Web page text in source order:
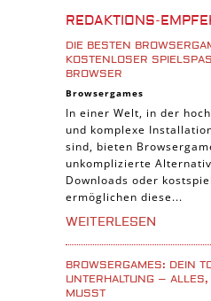
iPad Spiele
Denk Spiele
Piraten Spiele
Sport Spiele
Pferde Spiele
Simulation Spiele
Tier Spiele
Casual Spiele
Abenteuer Spiele
REDAKTIONS-
DIE BESTEN
KOSTENLOSER
ROWSER
Browsergames
In einer Welt, in der
und komplexe
sind, bieten
unkomplizierte
Downloads oder
ermöglichen diese...
WEITERLESEN
BROWSERGAMES: DEIN
UNTERHALTUNG –
MUSST